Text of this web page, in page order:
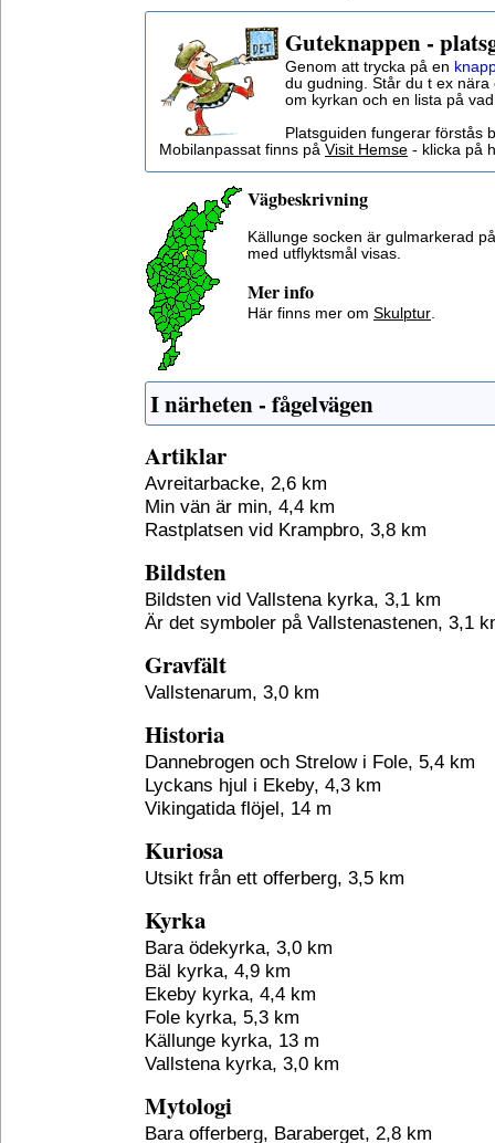
Guteknappen -
Genom att trycka på en
du gudning. Står du t ex
om kyrkan och en lista på
Platsguiden fungerar förstås
Mobilanpassat finns på Visit Hemse - klicka på
Vägbeskrivning
Källunge socken är gulmarkerad
med utflyktsmål visas.
Mer info
Här finns mer om Skulptur.
I närheten - fågelvägen
Artiklar
Avreitarbacke, 2,6 km
Min vän är min, 4,4 km
Rastplatsen vid Krampbro, 3,8 km
Bildsten
Bildsten vid Vallstena kyrka, 3,1 km
Är det symboler på Vallstenastenen, 3,1
Gravfält
Vallstenarum, 3,0 km
Historia
Dannebrogen och Strelow i Fole, 5,4 km
Lyckans hjul i Ekeby, 4,3 km
Vikingatida flöjel, 14 m
Kuriosa
Utsikt från ett offerberg, 3,5 km
Kyrka
Bara ödekyrka, 3,0 km
Bäl kyrka, 4,9 km
Ekeby kyrka, 4,4 km
Fole kyrka, 5,3 km
Källunge kyrka, 13 m
Vallstena kyrka, 3,0 km
Mytologi
Bara offerberg, Baraberget, 2,8 km